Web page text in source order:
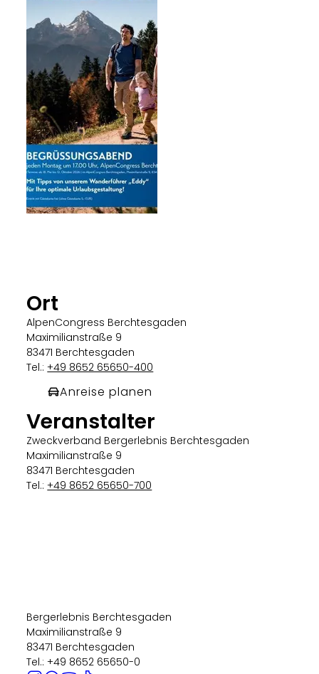
Ort
AlpenCongress Berchtesgaden
Maximilianstraße 9
83471 Berchtesgaden
Tel.:+49 8652 65650-400
Anreise planen
Veranstalter
Zweckverband Bergerlebnis Berchtesgaden
Maximilianstraße 9
83471 Berchtesgaden
Tel.:+49 8652 65650-700
Bergerlebnis Berchtesgaden
Maximilianstraße 9
83471 Berchtesgaden
Tel.: +49 8652 65650-0